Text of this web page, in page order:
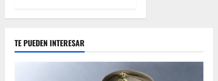
TE PUEDEN INTERESAR